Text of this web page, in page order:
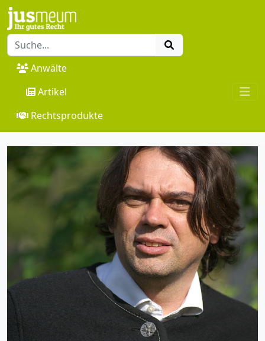
Anwälte
Artikel
Rechtsprodukte